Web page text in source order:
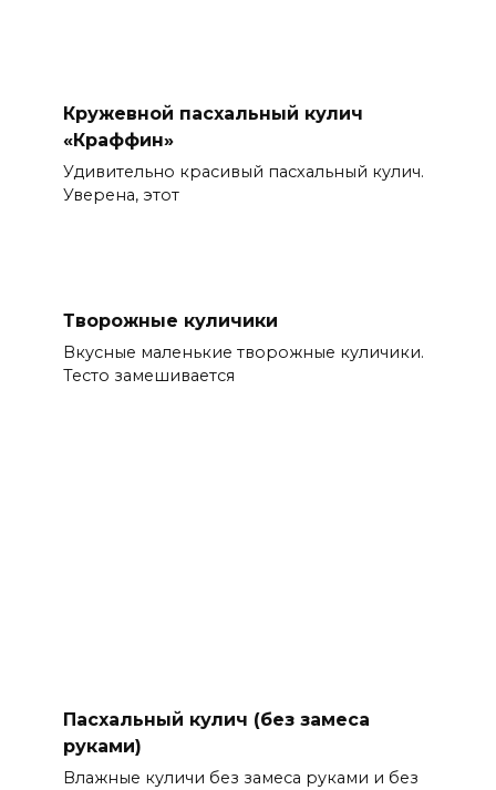
Кружевной пасхальный кулич
«Краффин»
Удивительно красивый пасхальный кулич.
Уверена, этот
Творожные куличики
Вкусные маленькие творожные куличики.
Тесто замешивается
Пасхальный кулич (без замеса
руками)
Влажные куличи без замеса руками и без